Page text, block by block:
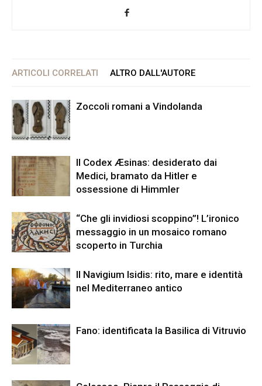
ARTICOLI CORRELATI ALTRO DALL'AUTORE
Zoccoli romani a Vindolanda
Il Codex Æsinas: desiderato dai
Medici, bramato da Hitler e
ossessione di Himmler
“Che gli invidiosi scoppino”! L’ironico
messaggio in un mosaico romano
scoperto in Turchia
Il Navigium Isidis: rito, mare e identità
nel Mediterraneo antico
Fano: identificata la Basilica di Vitruvio